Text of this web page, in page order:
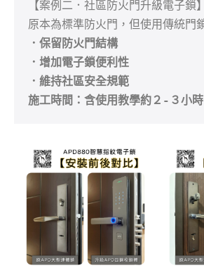
【案例二．社區防火門升級電子鎖】
．保留防火門結構
．增加電子鎖便利性
．維持社區安全規範
施工時間：含使用教學約２-３小時